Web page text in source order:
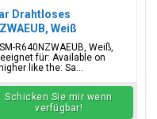
Drahtloses
Weiß
R640NZWAEUB, Weiß,
für: Available on
like the: Sa...
Schicken Sie mir wenn
verfügbar!